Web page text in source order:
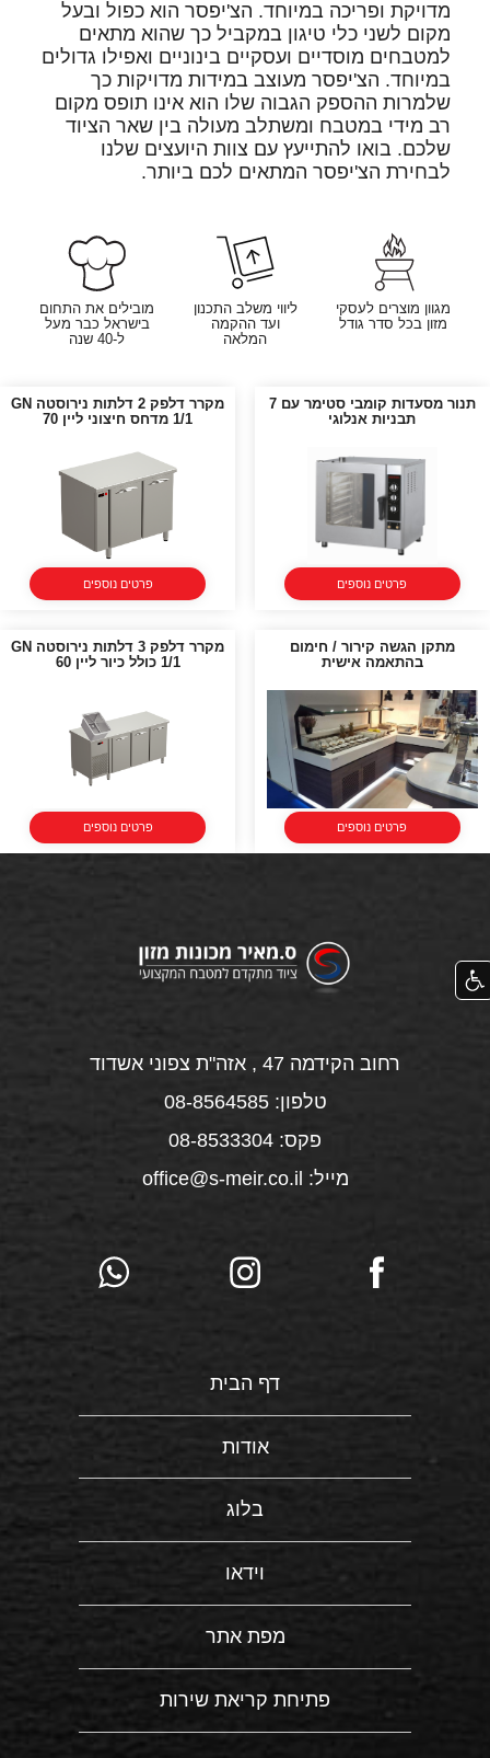
מדויקת ופריכה במיוחד. הצ'יפסר הוא כפול ובעל
מקום לשני כלי טיגון במקביל כך שהוא מתאים
למטבחים מוסדיים ועסקיים בינוניים ואפילו גדולים
במיוחד. הצ'יפסר מעוצב במידות מדויקות כך
שלמרות ההספק הגבוה שלו הוא אינו תופס מקום
רב מידי במטבח ומשתלב מעולה בין שאר הציוד
שלכם. בואו להתייעץ עם צוות היועצים שלנו
לבחירת הצ'יפסר המתאים לכם ביותר.
מגוון מוצרים לעסקי
מזון בכל סדר גודל
ליווי משלב התכנון
ועד ההקמה
המלאה
מובילים את התחום
בישראל כבר מעל
ל-40 שנה
תנור מסעדות קומבי סטימר עם 7
תבניות אנלוגי
פרטים נוספים
מקרר דלפק 2 דלתות נירוסטה GN
1/1 מדחס חיצוני ליין 70
פרטים נוספים
מתקן הגשה קירור / חימום
בהתאמה אישית
פרטים נוספים
מקרר דלפק 3 דלתות נירוסטה GN
1/1 כולל כיור ליין 60
פרטים נוספים
רחוב הקידמה 47 , אזה"ת צפוני אשדוד
טלפון: 08-8564585
פקס: 08-8533304
מייל: office@s-meir.co.il
דף הבית
אודות
בלוג
וידאו
מפת אתר
פתיחת קריאת שירות